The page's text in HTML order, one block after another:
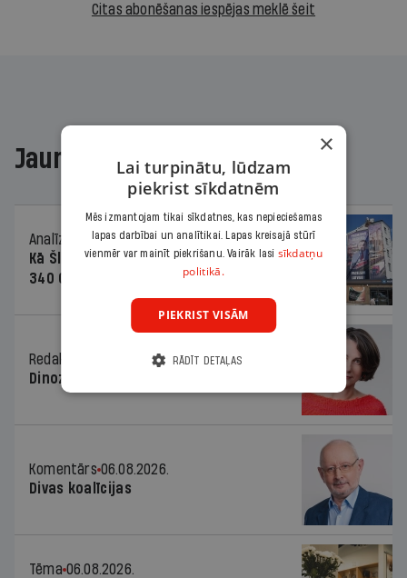
Citas abonēšanas iespējas meklē šeit
Jaunākajā žurnālā
Analīze
06.08.2026.
Kā Šlesera partija palika nesodīta par
340 000 vērtu reklāmas kampaņu
Redaktores sleja
06.08.2026.
Dinozaura triks
Komentārs 06.08.2026.
Divas koalīcijas
Tēma 06.08.2026.
×
Lai turpinātu, lūdzam
piekrist sīkdatnēm
Mēs izmantojam tikai sīkdatnes, kas nepieciešamas
lapas darbībai un analītikai. Lapas kreisajā stūrī
vienmēr var mainīt piekrišanu. Vairāk lasi sīkdatņu
politikā.
PIEKRIST VISĀM
RĀDĪT DETAĻAS